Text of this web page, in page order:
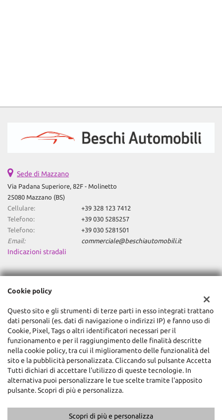
Sede di Mazzano
Via Padana Superiore, 82F - Molinetto
25080 Mazzano (BS)
Cellulare:
+39 328 123 7412
Telefono:
+39 030 5285257
Telefono:
+39 030 5281501
Email:
commerciale@beschiautomobili.it
Indicazioni stradali
Dati fiscali:
Global Trade Srl
Via Machiavelli, 3, Mazzano (BS)
C.F/P.IVA:03474430984
Registro delle imprese:BS
Cookie policy
Questo sito e gli strumenti di terze parti in esso integrati trattano
dati personali (es. dati di navigazione o indirizzi IP) e fanno uso di
Cookie, Pixel, Tags o altri identificatori necessari per il
funzionamento e per il raggiungimento delle finalità descritte
nella cookie policy, tra cui il miglioramento delle funzionalità del
sito e la pubblicità personalizzata. Cliccando sul pulsante Accetta
Tutti dichiari di accettare l'utilizzo di queste tecnologie. In
alternativa puoi personalizzare le tue scelte tramite l'apposito
pulsante. Scopri di più e personalizza.
Scopri di più e personalizza